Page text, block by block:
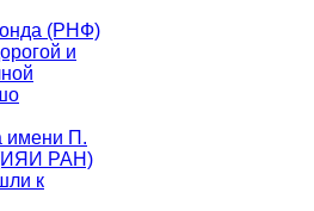
(РНФ)
и
имени П.
(ИЯИ РАН)
к